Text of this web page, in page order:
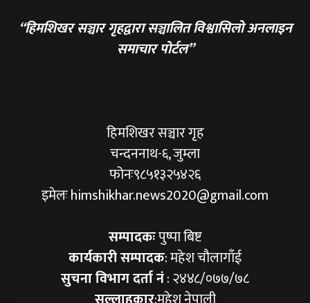
“हिमशिखर सञ्चार गृहद्वारा सञ्चालित विश्वासिलो अनलाइन
समाचार पोर्टल”
हिमशिखर सञ्चार गृह
चन्दननाथ-६, जुम्ला
फोनः९८५१३२५४२६
इमेलः himshikhar.news2020@gmail.com
सम्पादकःपुष्पा बिष्ट
कार्यकारी सम्पादक: महेश चौलागाँई
सुचना विभाग दर्ता नं: २४४८/०७७/७८